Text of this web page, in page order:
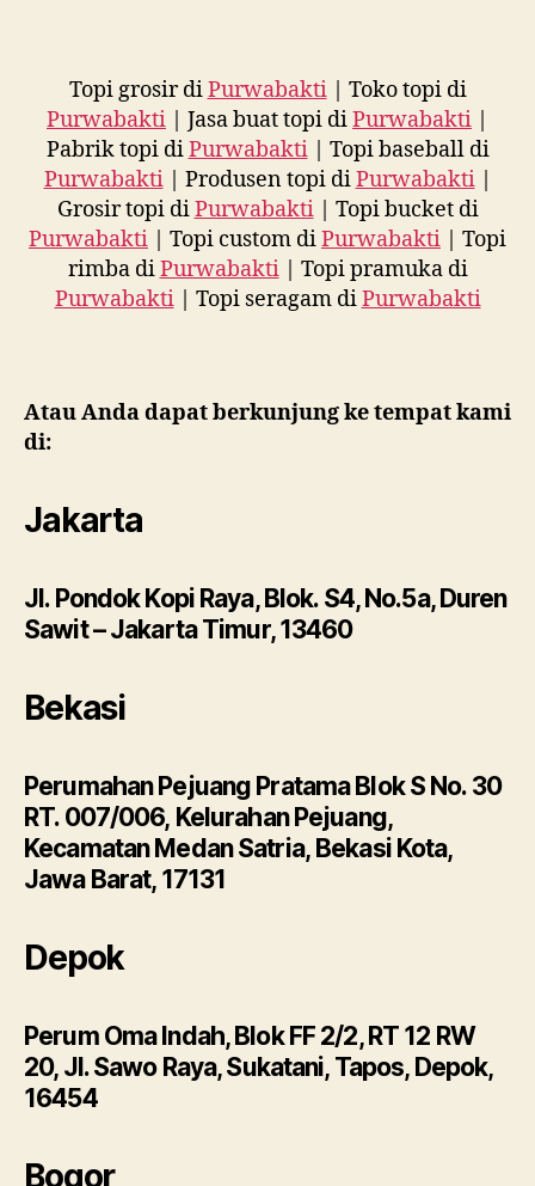
Topi grosir diPurwabakti| Toko topi di
Purwabakti | Jasa buat topi diPurwabakti |
Pabrik topi diPurwabakti| Topi baseball di
Purwabakti| Produsen topi diPurwabakti|
Grosir topi diPurwabakti| Topi bucket di
Purwabakti | Topi custom diPurwabakti | Topi
rimba diPurwabakti| Topi pramuka di
Purwabakti| Topi seragam diPurwabakti
Atau Anda dapat berkunjung ke tempat kami
di:
Jakarta
Jl. Pondok Kopi Raya, Blok. S4, No.5a, Duren
Sawit – Jakarta Timur, 13460
Bekasi
Perumahan Pejuang Pratama Blok S No. 30
RT. 007/006, Kelurahan Pejuang,
Kecamatan Medan Satria, Bekasi Kota,
Jawa Barat, 17131
Depok
Perum Oma Indah, Blok FF 2/2, RT 12 RW
20, Jl. Sawo Raya, Sukatani, Tapos, Depok,
16454
Bogor